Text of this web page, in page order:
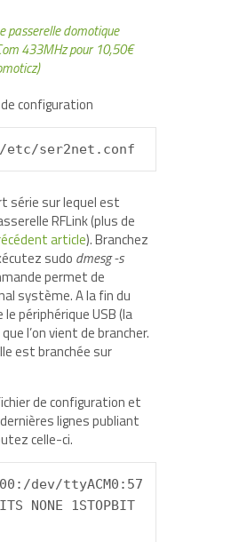
passerelle domotique
433MHz pour 10,50€
configuration
/etc/ser2net.conf
série sur lequel est
RFLink (plus de
article). Branchez
sudo dmesg -s
permet de
système. A la fin du
périphérique USB (la
l’on vient de brancher.
est branchée sur
de configuration et
lignes publiant
celle-ci.
dev/ttyACM0:57
NONE 1STOPBIT